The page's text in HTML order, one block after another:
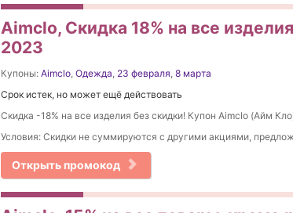
Aimclo, Скидка 18% на все
2023
Купоны: Aimclo, Одежда, 23 февраля, 8 марта
Срок истек, но может ещё действовать
Скидка -18% на все изделия без скидки! Купон Aimclo (Айм
Условия: Скидки не суммируются с другими акциями,
Открыть промокод